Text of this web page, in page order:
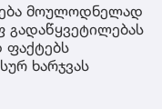
მოულოდნელად
გადაწყვეტილებას
ფაქტებს
ხარჯვას